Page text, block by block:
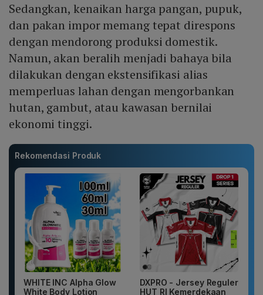
Sedangkan, kenaikan harga pangan, pupuk,
dan pakan impor memang tepat direspons
dengan mendorong produksi domestik.
Namun, akan beralih menjadi bahaya bila
dilakukan dengan ekstensifikasi alias
memperluas lahan dengan mengorbankan
hutan, gambut, atau kawasan bernilai
ekonomi tinggi.
Rekomendasi Produk
WHITE INC Alpha Glow
White Body Lotion
DXPRO - Jersey Reguler
HUT RI Kemerdekaan